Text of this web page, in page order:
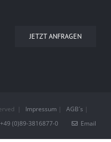
JETZT ANFRAGEN
| Impressum | AGB´s |
+49 (0)89-3816877-0 Email